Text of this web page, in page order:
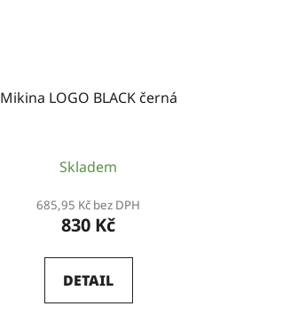
Mikina LOGO BLACK černá
Skladem
685,95 Kč bez DPH
830 Kč
DETAIL